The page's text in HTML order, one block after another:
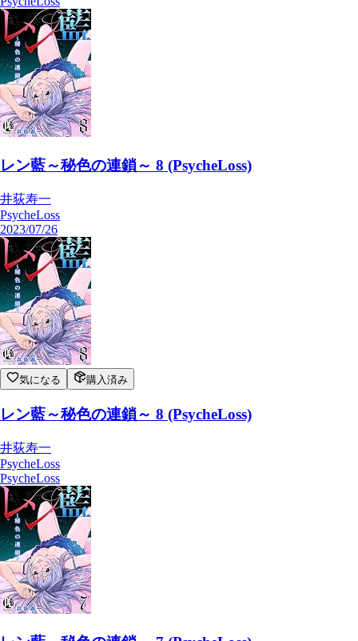
気になる 購入済み
レン藍～秘色の連鎖～ 9 (PsycheLoss)
井荻寿一
PsycheLoss
PsycheLoss
PsycheLoss
2023/07/26
気になる 購入済み